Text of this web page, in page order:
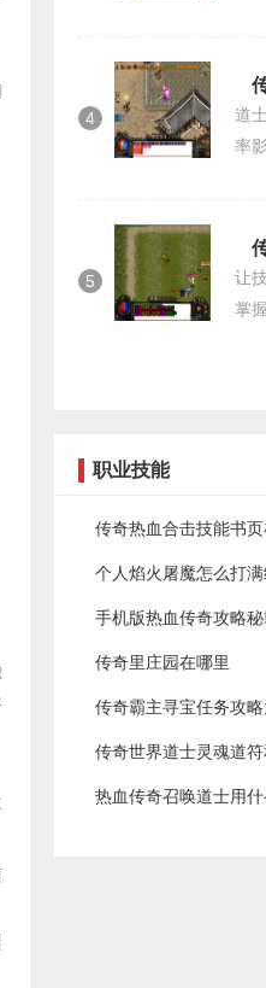
行
合
4
道
率
分
初
5
让
掌
职业技能
传奇热血合击技能书
个人焰火屠魔怎么打
手机版热血传奇攻略
传奇里庄园在哪里
传奇霸主寻宝任务攻
传奇世界道士灵魂道
热血传奇召唤道士用